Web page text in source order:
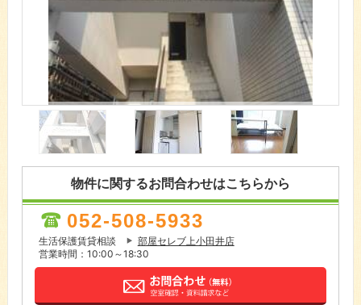
物件に関するお問合わせはこちらから
052-508-5933
生活保護賃貸相談
部屋セレブ上小田井店
営業時間：10:00～18:30